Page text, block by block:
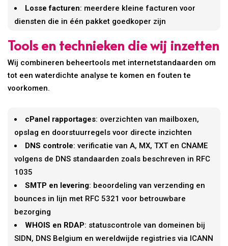
Losse facturen: meerdere kleine facturen voor
diensten die in één pakket goedkoper zijn
Tools en technieken die wij inzetten
Wij combineren beheertools met internetstandaarden om
tot een waterdichte analyse te komen en fouten te
voorkomen.
cPanel rapportages: overzichten van mailboxen,
opslag en doorstuurregels voor directe inzichten
DNS controle: verificatie van A, MX, TXT en CNAME
volgens de DNS standaarden zoals beschreven in RFC
1035
SMTP en levering: beoordeling van verzending en
bounces in lijn met RFC 5321 voor betrouwbare
bezorging
WHOIS en RDAP: statuscontrole van domeinen bij
SIDN, DNS Belgium en wereldwijde registries via ICANN